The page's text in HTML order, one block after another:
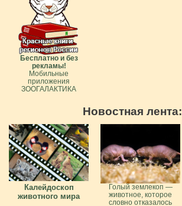
Бесплатно и без
рекламы!
Мобильные
приложения
ЗООГАЛАКТИКА
Новостная лента:
Калейдоскоп
животного мира
Голый землекоп —
животное, которое
словно отказалось